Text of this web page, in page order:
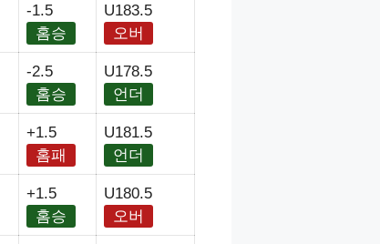
-1.5
홈승
U183.5
오버
-2.5
홈승
U178.5
언더
+1.5
홈패
U181.5
언더
+1.5
홈승
U180.5
오버